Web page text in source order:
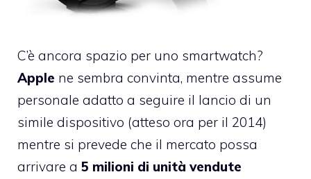
C’è ancora spazio per uno smartwatch?
Apple ne sembra convinta, mentre assume
personale adatto a seguire il lancio di un
simile dispositivo (atteso ora per il 2014)
mentre si prevede che il mercato possa
arrivare a 5 milioni di unità vendute